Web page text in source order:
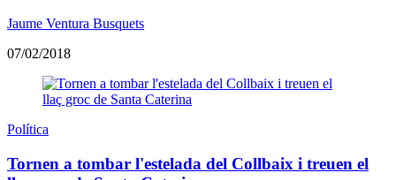
Jaume Ventura Busquets
07/02/2018
Política
Tornen a tombar l'estelada del Collbaix i treuen el